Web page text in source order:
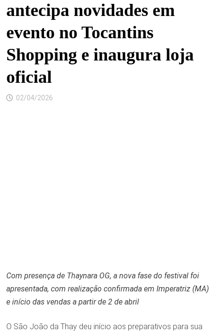
antecipa novidades em
evento no Tocantins
Shopping e inaugura loja
oficial
02/04/2026
Com presença de Thaynara OG, a nova fase do festival foi
apresentada, com realização confirmada em Imperatriz (MA)
e início das vendas a partir de 2 de abril
O São João da Thay deu início aos preparativos para sua